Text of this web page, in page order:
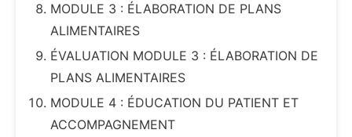
MODULE 3 : ÉLABORATION DE PLANS
ALIMENTAIRES
ÉVALUATION MODULE 3 : ÉLABORATION DE
PLANS ALIMENTAIRES
MODULE 4 : ÉDUCATION DU PATIENT ET
ACCOMPAGNEMENT